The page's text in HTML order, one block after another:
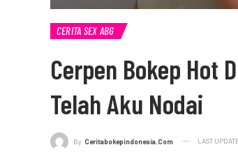
CERITA SEX ABG
Cerpen Bokep Hot
Telah Aku Nodai
By Ceritabokepindonesia.com LAST